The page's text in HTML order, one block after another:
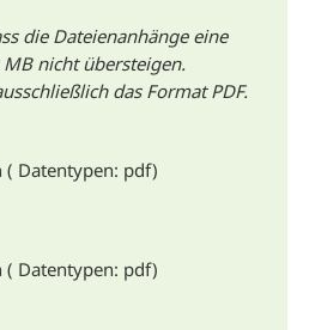
die Dateienanhänge eine
nicht übersteigen.
das Format PDF.
Datentypen: pdf)
Datentypen: pdf)